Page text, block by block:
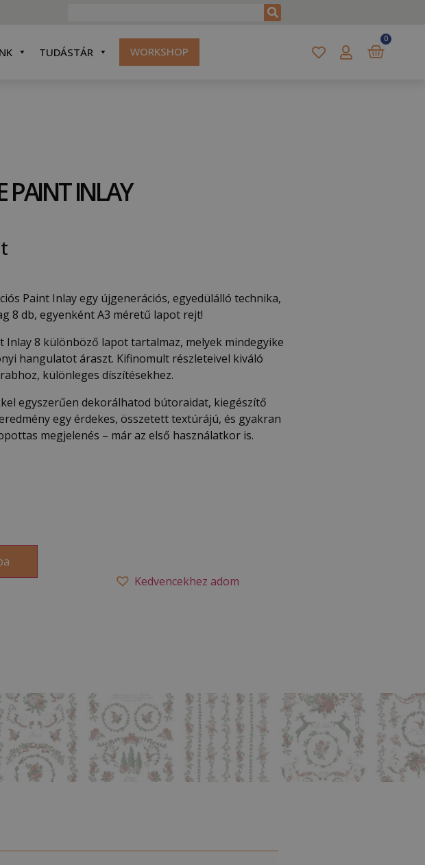
TUDÁSTÁR WORKSHOP
0
PAINT INLAY
Paint Inlay egy újgenerációs, egyedülálló technika,
8 db, egyenként A3 méretű lapot rejt!
Inlay 8 különböző lapot tartalmaz, melyek mindegyike
hangulatot áraszt. Kifinomult részleteivel kiváló
különleges díszítésekhez.
egyszerűen dekorálhatod bútoraidat, kiegészítő
egy érdekes, összetett textúrájú, és gyakran
megjelenés – már az első használatkor is.
Kedvencekhez adom